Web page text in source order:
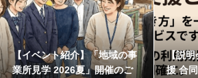
【イベント紹介】「地域の事
業所見学 2026夏」開催のご
【説明
援 合